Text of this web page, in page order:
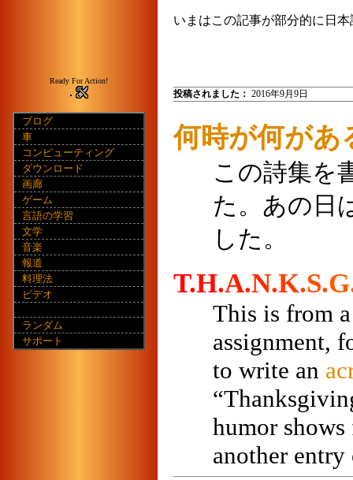
Ready For Action!
ブログ
車
コンピューティング
ダウンロード
画廊
ゲーム
言語の学習
文学
音楽
報道
料理法
ビデオ
ランダム
サポート
いまはこの記事が部分的に日
投稿されました： 2016年9月9日
何時が何があ
この詩集を
た。あの日
した。
T.H.A.N.K.S.G
This is from
assignment,
to write an
humor
another